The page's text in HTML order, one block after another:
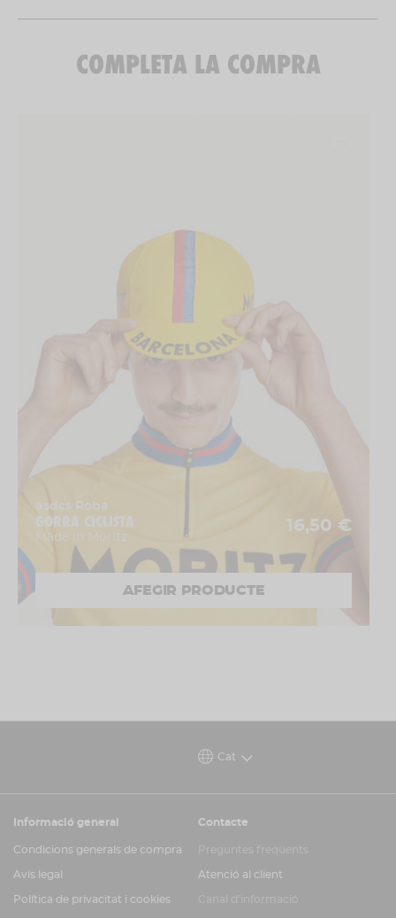
COMPLETA LA COMPRA
asdcs Roba
GORRA CICLISTA
Made in Moritz
16,50 €
AFEGIR PRODUCTE
Cat
Informació general
Condicions generals de compra
Avís legal
Política de privacitat i cookies
Contacte
Atenció al client